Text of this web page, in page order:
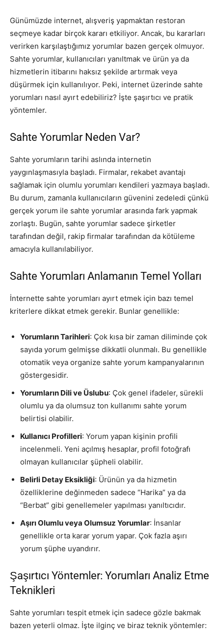
Günümüzde internet, alışveriş yapmaktan restoran
seçmeye kadar birçok kararı etkiliyor. Ancak, bu kararları
verirken karşılaştığımız yorumlar bazen gerçek olmuyor.
Sahte yorumlar, kullanıcıları yanıltmak ve ürün ya da
hizmetlerin itibarını haksız şekilde artırmak veya
düşürmek için kullanılıyor. Peki, internet üzerinde sahte
yorumları nasıl ayırt edebiliriz? İşte şaşırtıcı ve pratik
yöntemler.
Sahte Yorumlar Neden Var?
Sahte yorumların tarihi aslında internetin
yaygınlaşmasıyla başladı. Firmalar, rekabet avantajı
sağlamak için olumlu yorumları kendileri yazmaya başladı.
Bu durum, zamanla kullanıcıların güvenini zedeledi çünkü
gerçek yorum ile sahte yorumlar arasında fark yapmak
zorlaştı. Bugün, sahte yorumlar sadece şirketler
tarafından değil, rakip firmalar tarafından da kötüleme
amacıyla kullanılabiliyor.
Sahte Yorumları Anlamanın Temel Yolları
İnternette sahte yorumları ayırt etmek için bazı temel
kriterlere dikkat etmek gerekir. Bunlar genellikle:
Yorumların Tarihleri: Çok kısa bir zaman diliminde çok
sayıda yorum gelmişse dikkatli olunmalı. Bu genellikle
otomatik veya organize sahte yorum kampanyalarının
göstergesidir.
Yorumların Dili ve Üslubu: Çok genel ifadeler, sürekli
olumlu ya da olumsuz ton kullanımı sahte yorum
belirtisi olabilir.
Kullanıcı Profilleri: Yorum yapan kişinin profili
incelenmeli. Yeni açılmış hesaplar, profil fotoğrafı
olmayan kullanıcılar şüpheli olabilir.
Belirli Detay Eksikliği: Ürünün ya da hizmetin
özelliklerine değinmeden sadece “Harika” ya da
“Berbat” gibi genellemeler yapılması yanıltıcıdır.
Aşırı Olumlu veya Olumsuz Yorumlar: İnsanlar
genellikle orta karar yorum yapar. Çok fazla aşırı
yorum şüphe uyandırır.
Şaşırtıcı Yöntemler: Yorumları Analiz Etme
Teknikleri
Sahte yorumları tespit etmek için sadece gözle bakmak
bazen yeterli olmaz. İşte ilginç ve biraz teknik yöntemler: